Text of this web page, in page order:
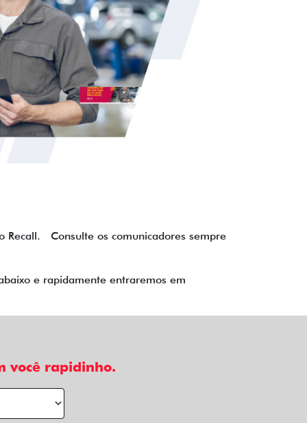
Recall. Consulte os comunicadores sempre
e rapidamente entraremos em
você rapidinho.